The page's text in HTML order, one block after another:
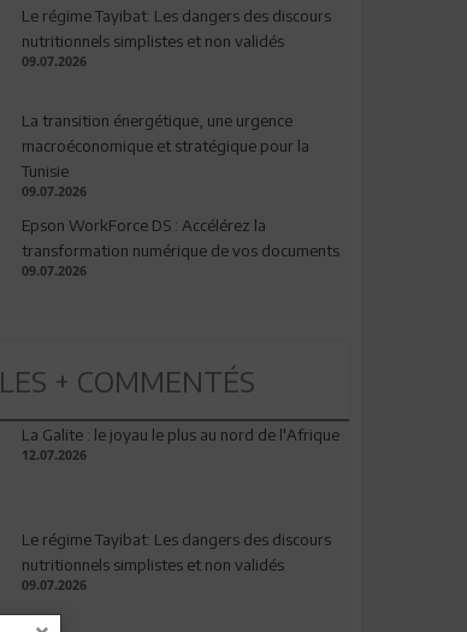
Le régime Tayibat: Les dangers des discours
nutritionnels simplistes et non validés
09.07.2026
La transition énergétique, une urgence
macroéconomique et stratégique pour la
Tunisie
09.07.2026
Epson WorkForce DS : Accélérez la
transformation numérique de vos documents
09.07.2026
LES + COMMENTÉS
La Galite : le joyau le plus au nord de l'Afrique
12.07.2026
Le régime Tayibat: Les dangers des discours
nutritionnels simplistes et non validés
09.07.2026